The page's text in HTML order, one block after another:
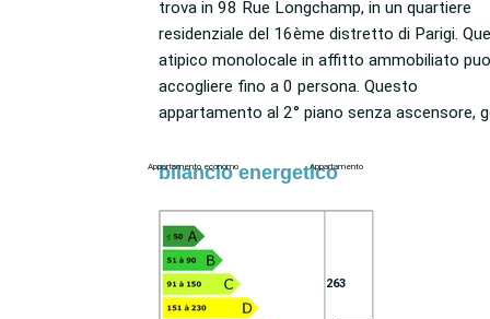
trova in 98 Rue Longchamp, in un quartiere
residenziale del 16ème distretto di Parigi. Questo
atipico monolocale in affitto ammobiliato
accogliere fino a 0 persona. Questo
appartamento al 2° piano senza ascensore, gode
"come a casa sua". Perfettamente collegato al
resto della città grazie ai trasporti pubblici parigini
(Rue de la Pompe - Avenue Georges Mandel/
9), vicino al vostro alloggio troverete molti negozi
bilancio energetico
263
Appartamento economo Appartamento